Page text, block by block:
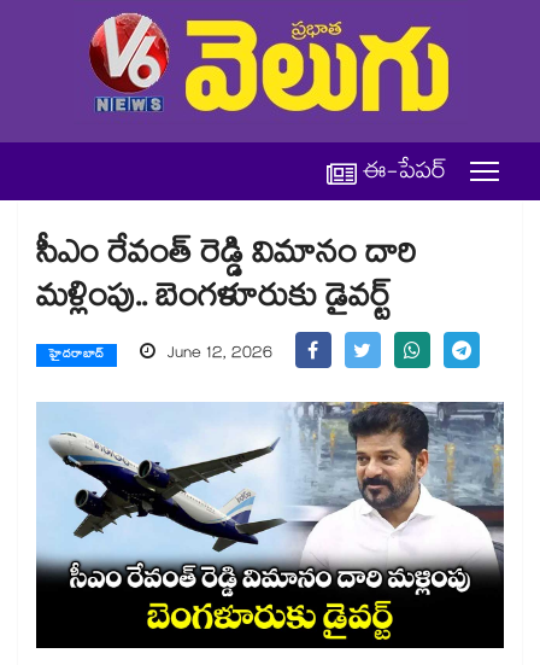
ఈ-పేపర్
సీఎం రేవంత్ రెడ్డి విమానం దారి
మళ్లింపు.. బెంగళూరుకు డైవర్ట్
హైదరాబాద్ June 12, 2026